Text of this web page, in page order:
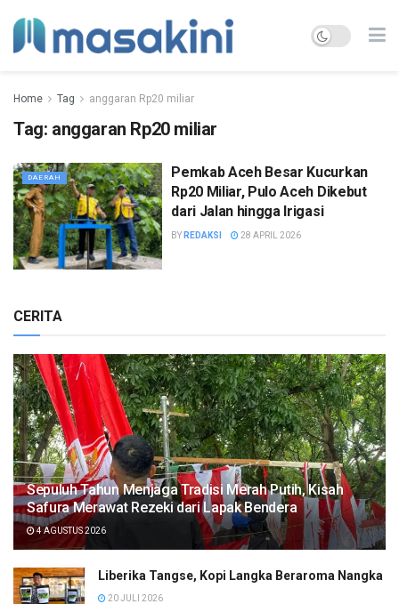
Home Tag anggaran Rp20 miliar
Tag: anggaran Rp20 miliar
DAERAH
Pemkab Aceh Besar Kucurkan
Rp20 Miliar, Pulo Aceh Dikebut
dari Jalan hingga Irigasi
BY REDAKSI 28 APRIL 2026
CERITA
Sepuluh Tahun Menjaga Tradisi Merah Putih, Kisah
Safura Merawat Rezeki dari Lapak Bendera
4 AGUSTUS 2026
Liberika Tangse, Kopi Langka Beraroma Nangka
20 JULI 2026